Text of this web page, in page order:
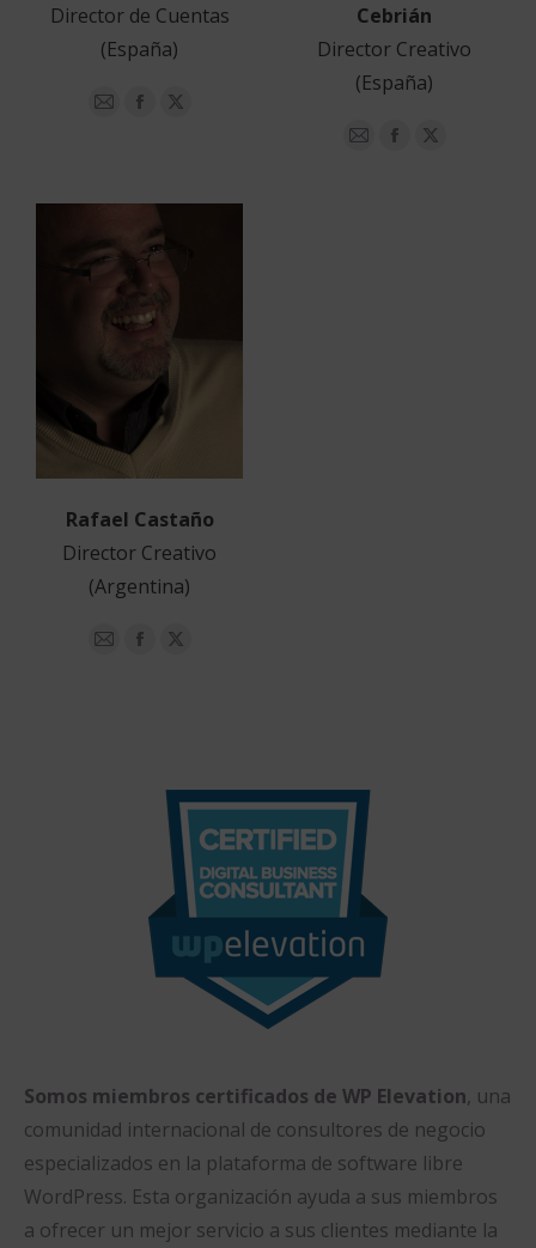
Director de Cuentas
(España)
E-
Facebook
X
Cebrián
Director Creativo
(España)
E-
Facebook
X
Rafael Castaño
Director Creativo
(Argentina)
E-
Facebook
X
Somos miembros certificados de WP Elevation, una
comunidad internacional de consultores de negocio
especializados en la plataforma de software libre
WordPress. Esta organización ayuda a sus miembros
a ofrecer un mejor servicio a sus clientes mediante la